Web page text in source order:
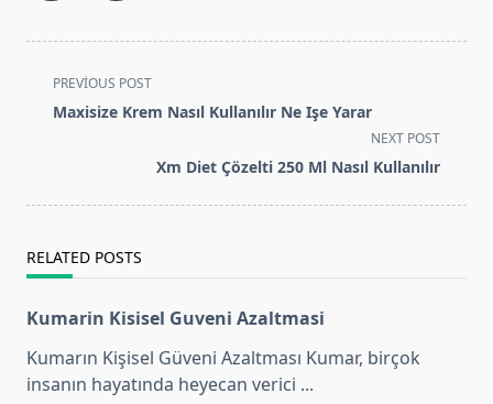
<span
class="nav-
text">Page</span>
PREVIOUS POST
Maxisize Krem Nasıl Kullanılır Ne Işe Yarar
NEXT POST
Xm Diet Çözelti 250 Ml Nasıl Kullanılır
RELATED POSTS
Kumarin Kisisel Guveni Azaltmasi
Kumarın Kişisel Güveni Azaltması Kumar, birçok
insanın hayatında heyecan verici ...